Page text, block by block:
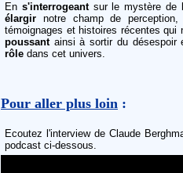
En s'interrogeantsur le mystère de
élargir notre champ de
témoignages et histoires récentes
poussantainsi à sortir du désespoir
rôle dans cet univers.
Pour aller plus loin :
Ecoutez l'interview de Claude
podcast ci-dessous.